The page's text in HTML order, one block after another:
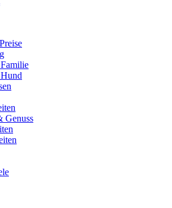
Genuss